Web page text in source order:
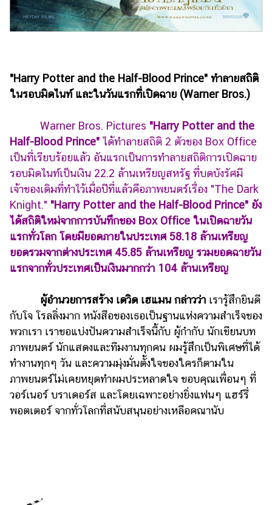
ไลฟ์
ไตล์
ผู้
ผู้ชาย
สุขภาพ
ท่อง
เที่ยว
สูตร
อาหาร
ง่ายๆ
ช้อป
รถยนต์
บ้าน
และ
การ
ตกแต่ง
มือ
ถือ
"Harry Potter and the Half-Blood Prince" ทำลายสถิติ
ในรอบมิดไนท์ และในวันแรกที่เปิดฉาย (Warner Bros.)
Warner Bros. Pictures "Harry Potter and the
Half-Blood Prince" ได้ทำลายสถิติ 2 ตัวของ Box Office
เป็นที่เรียบร้อยแล้ว อันแรกเป็นการทำลายสถิติการเปิดฉาย
รอบมิดไนท์เป็นเงิน 22.2 ล้านเหรียญสหรัฐ ที่บดบังรัศมี
เจ้าของเดิมที่ทำไว้เมื่อปีที่แล้วคือภาพยนตร์เรื่อง "The Dark
Knight." "Harry Potter and the Half-Blood Prince" ยัง
ได้สถิติใหม่จากการบันทึกของ Box Office ในเปิดฉายวัน
แรกทั่วโลก โดยมียอดภายในประเทศ 58.18 ล้านเหรียญ
ยอดรวมจากต่างประเทศ 45.85 ล้านเหรียญ รวมยอดฉายวัน
แรกจากทั่วประเทศเป็นเงินมากกว่า 104 ล้านเหรียญ
ผู้อำนวยการสร้าง เดวิด เฮแมน กล่าวว่า เรารู้สึกยินดี
กับโจ โรลลิ่งมาก หนังสือของเธอเป็นฐานแห่งความสำเร็จของ
พวกเรา เราขอแบ่งปันความสำเร็จนี้กับ ผู้กำกับ นักเขียนบท
ภาพยนตร์ นักแสดงและทีมงานทุกคน ผมรู้สึกเป็นพิเศษที่ได้
ทำงานทุกๆ วัน และความมุ่งมั่นตั้งใจของใครก็ตามใน
ภาพยนตร์ไม่เคยหยุดทำผมประหลาดใจ ขอบคุณเพื่อนๆ ที่
วอร์เนอร์ บราเดอร์ส และโดยเฉพาะอย่างยิ่งแฟนๆ แฮร์รี่
พอตเตอร์ จากทั่วโลกที่สนับสนุนอย่างเหลือคณานับ